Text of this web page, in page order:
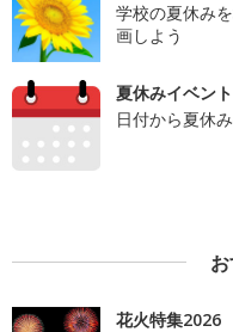
学校の夏休み
画しよう
夏休みイベン
日付から夏休
花火特集2026